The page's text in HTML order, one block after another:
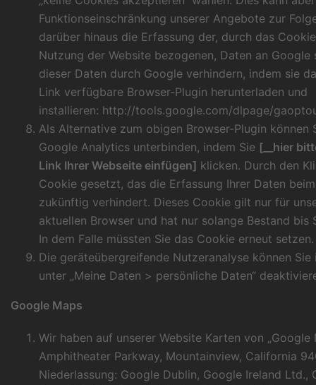
Funktionseinschränkung unserer Angebote zur
darüber hinaus die Erfassung der, durch das
Nutzung der Website bezogenen, Daten an
dieser Daten durch Google verhindern, indem sie
Link verfügbare Browser-Plugin herunterladen und
installieren: http://tools.google.com/dlpage/
Als Alternative zum obigen Browser-Plugin können
Google Analytics unterbinden, indem Sie [__hier
Link Ihrer Webseite einfügen] klicken. Durch den
Cookie gesetzt, das die Erfassung Ihrer Daten
zukünftig verhindert. Dieses Cookie gilt nur für
aktuellen Browser und hat nur solange Bestand bis
In dem Falle müssten Sie das Cookie erneut setzen.
Die geräteübergreifende Nutzeranalyse können
unter „Meine Daten > persönliche Daten“
Google Maps
Wir haben auf unserer Website Karten von „Google
Amphitheater Parkway, Mountainview, California
Niederlassung: Google Dublin, Google Ireland Ltd.,